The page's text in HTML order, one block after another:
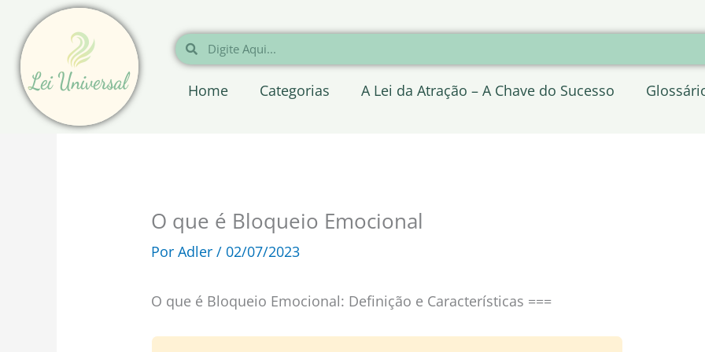
para
conteúdo
Pesquisar
Pesquisar
Home Categorias A Lei da Atração – A Chave do Sucesso
O que é Bloqueio Emocional
PorAdler/ 02/07/2023
O que é Bloqueio Emocional: Definição e Características ===